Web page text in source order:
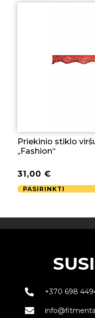
Priekinio stiklo
,,Fashion“
31,00 €
PASIRINKTI
+370 698